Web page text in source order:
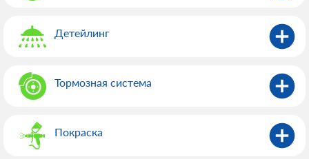
Детейлинг
Тормозная система
Покраска